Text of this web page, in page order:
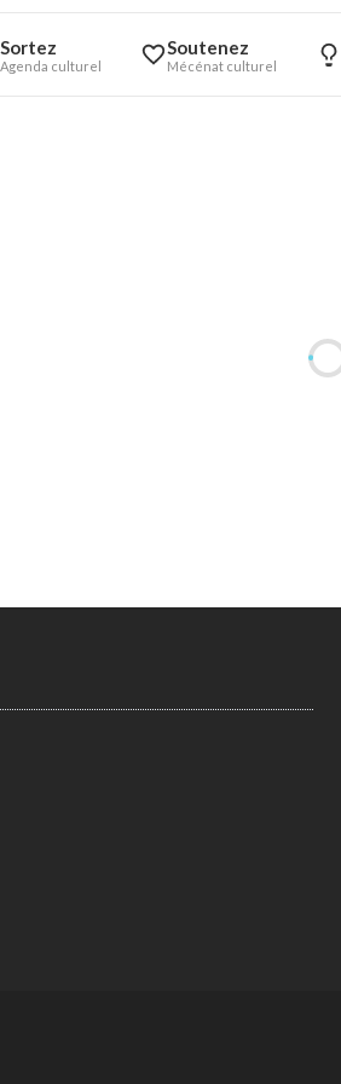
Sortez
Agenda culturel
Soutenez
Mécénat culturel